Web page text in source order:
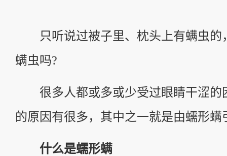
只听说过被子里、枕头上有螨虫的
螨虫吗?
很多人都或多或少受过眼睛干涩的
的原因有很多，其中之一就是由蠕形螨
什么是蠕形螨